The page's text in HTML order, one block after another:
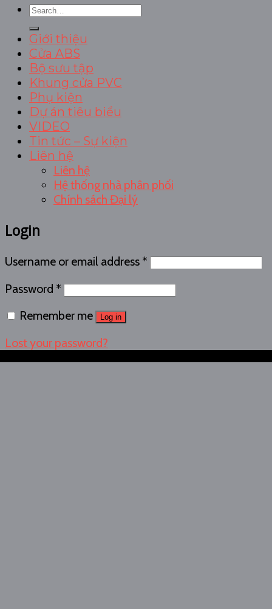
Search
for:
Giới thiệu
Cửa ABS
Bộ sưu tập
Khung cửa PVC
Phụ kiện
Dự án tiêu biểu
VIDEO
Tin tức – Sự kiện
Liên hệ
Liên hệ
Hệ thống nhà phân phối
Chính sách Đại lý
Login
Username or email address *
Password *
Remember me
Log in
Lost your password?